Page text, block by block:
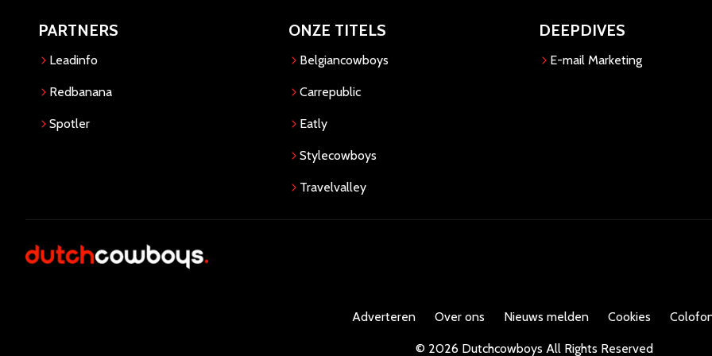
PARTNERS
Leadinfo
Redbanana
Spotler
ONZE TITELS
Belgiancowboys
Carrepublic
Eatly
Stylecowboys
Travelvalley
DEEPDIVES
E-mail Marketing
Adverteren Over ons Nieuws melden Cookies
© 2026 Dutchcowboys All Rights Reserved